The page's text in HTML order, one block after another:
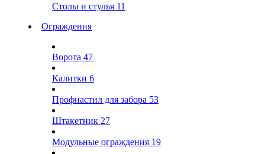
Столы и стулья 11
Ограждения
Ворота 47
Калитки 6
Профнастил для забора 53
Штакетник 27
Модульные ограждения 19